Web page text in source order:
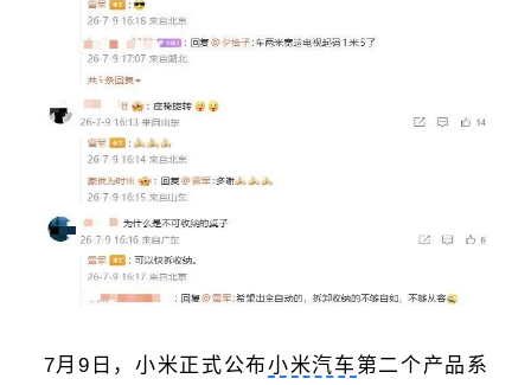
7月9日，小米正式公布小米汽车 第二个产品系